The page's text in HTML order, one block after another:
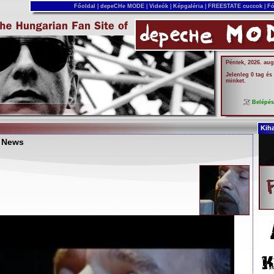
Főoldal depeCHe MODE Videók Képgaléria FREESTATE cuccok
Péntek, 2026.
Jelenleg 0 tag és
minket.